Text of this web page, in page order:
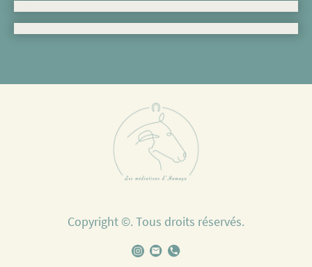
Copyright ©. Tous droits réservés.